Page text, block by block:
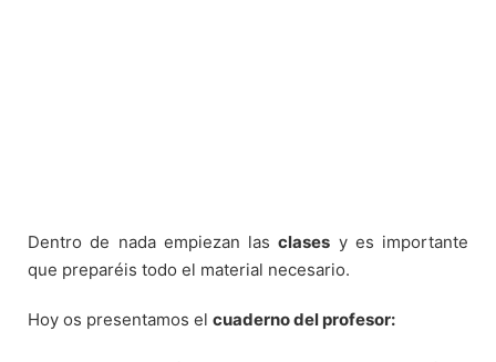
Dentro de nada empiezan lasclases y es importante
que preparéis todo el material necesario.
Hoy os presentamos el cuaderno del profesor: